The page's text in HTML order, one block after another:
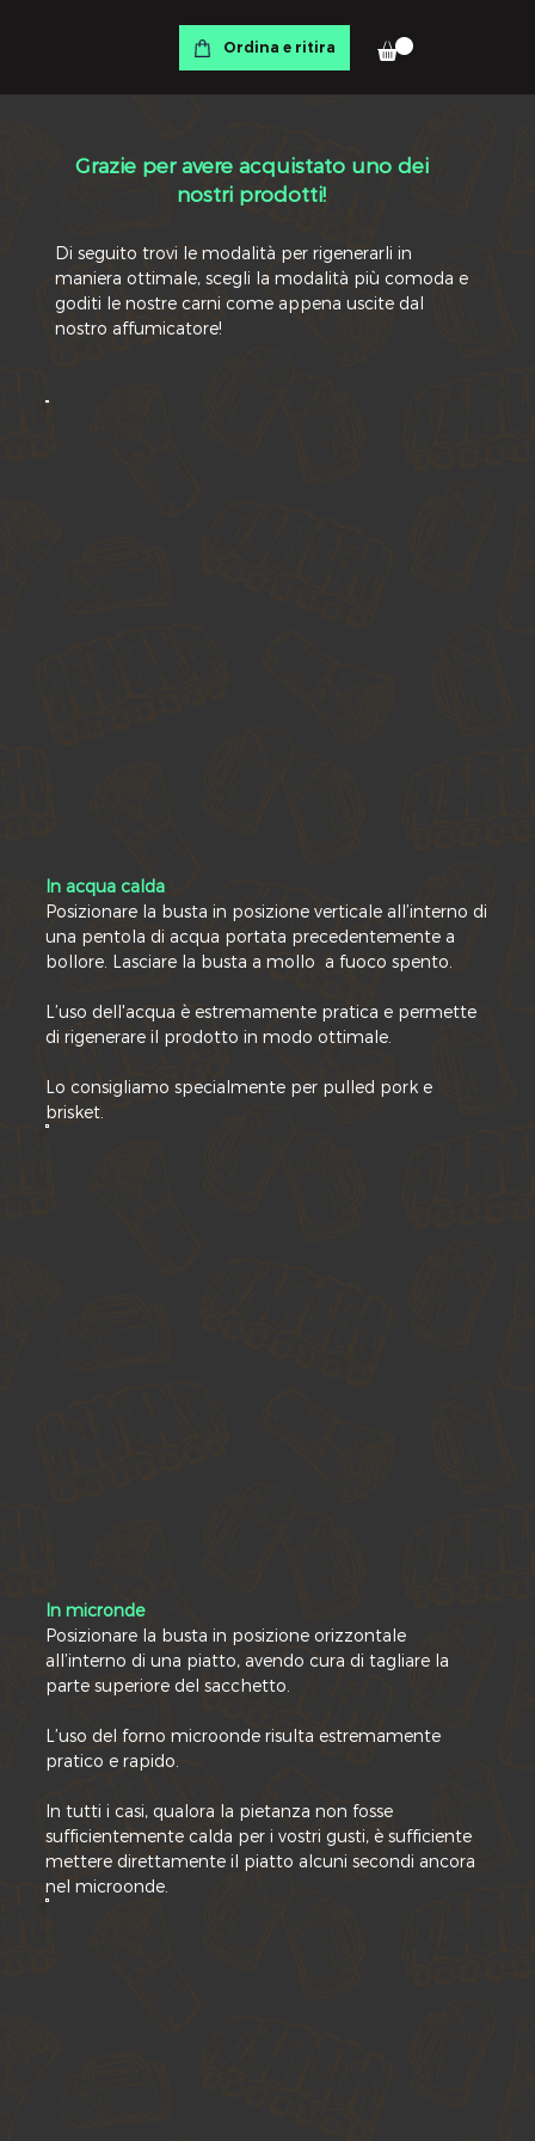
Ordina e ritira
Grazie per avere acquistato uno dei
nostri prodotti!
Di seguito trovi le modalità per rigenerarli in
maniera ottimale, scegli la modalità più comoda e
goditi le nostre carni come appena uscite dal
nostro affumicatore!
In acqua calda
Posizionare la busta in posizione verticale all’interno di
una pentola di acqua portata precedentemente a
bollore. Lasciare la busta a mollo a fuoco spento.
L’uso dell'acqua è estremamente pratica e permette
di rigenerare il prodotto in modo ottimale.
Lo consigliamo specialmente per pulled pork e
brisket.
In micronde
Posizionare la busta in posizione orizzontale
all’interno di una piatto, avendo cura di tagliare la
parte superiore del sacchetto.
L’uso del forno microonde risulta estremamente
pratico e rapido.
In tutti i casi, qualora la pietanza non fosse
sufficientemente calda per i vostri gusti, è sufficiente
mettere direttamente il piatto alcuni secondi ancora
nel microonde.